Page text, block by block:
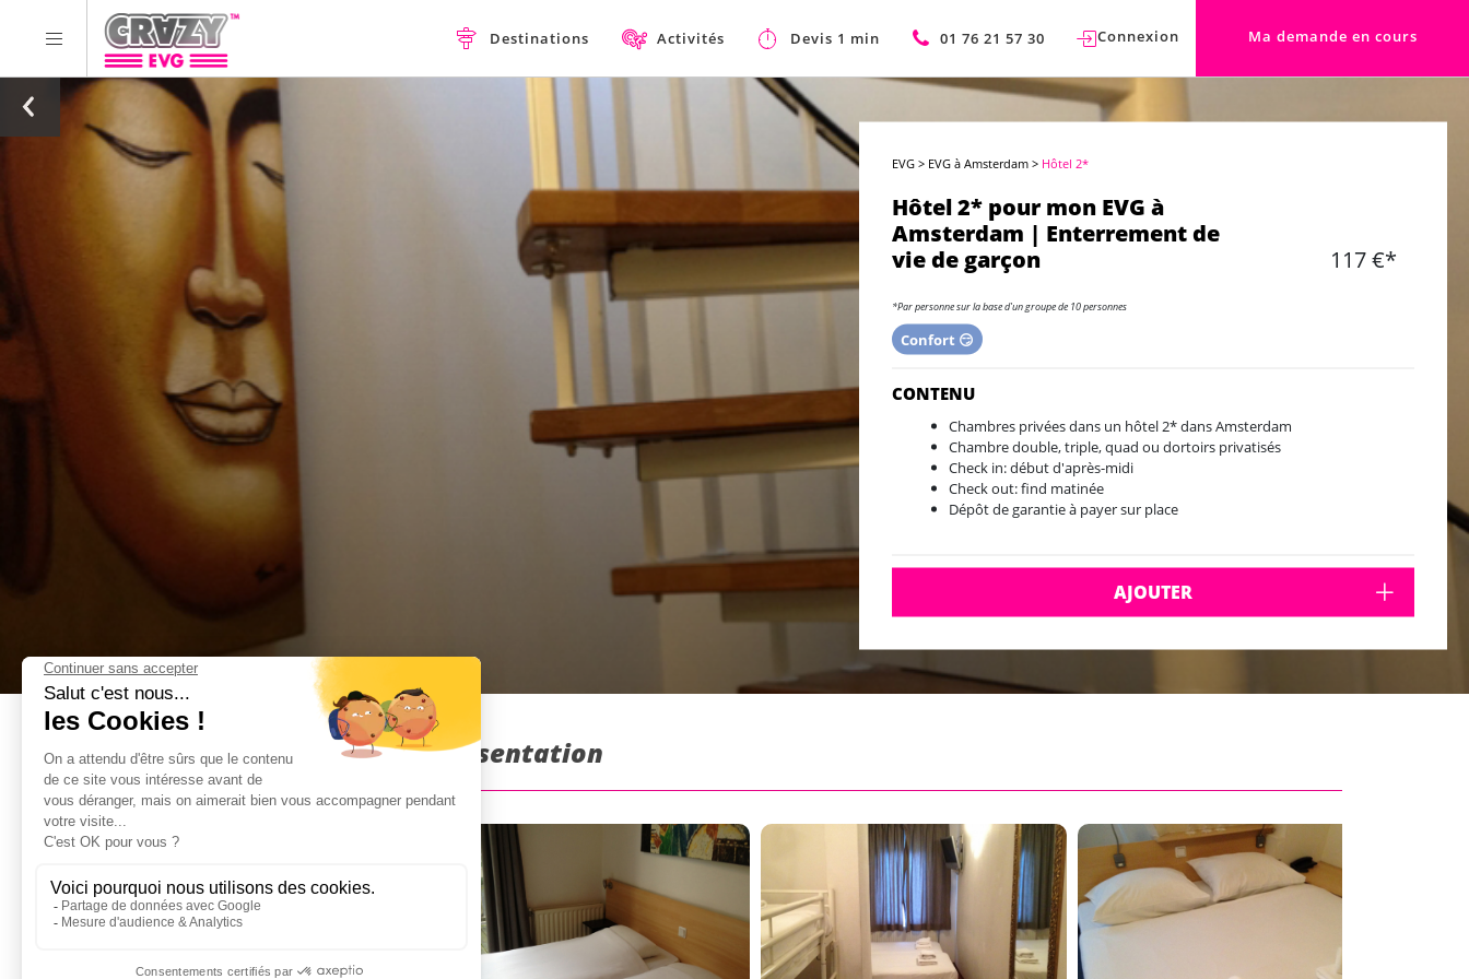
Destinations Activités Devis 1 min 01 76 21 57 30 Connexion Ma demande en cours
EVG > EVG à Amsterdam > Hôtel 2*
Hôtel 2* pour mon EVG à
Amsterdam | Enterrement de
vie de garçon
117 €*
*Par personne sur la base d'un groupe de 10 personnes
Confort 😏
CONTENU
Chambres privées dans un hôtel 2* dans Amsterdam
Chambre double, triple, quad ou dortoirs privatisés
Check in: début d'après-midi
Check out: find matinée
Dépôt de garantie à payer sur place
AJOUTER
Hôtel 2* à Amsterdam : Présentation